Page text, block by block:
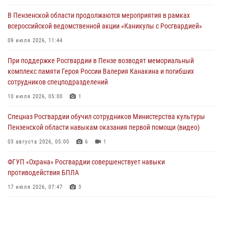
В Пензе сотрудники Росгвардии задержали мужчину, который
дома
03 августа 2026, 05:59
Росгвардейцы Пензенской области отмечают 35-летие дежурной
03 августа 2026, 05:15
В Пензенской области продолжаются мероприятия в рамках
всероссийской ведомственной акции «Каникулы с Росгвардией»
09 июля 2026, 11:44
При поддержке Росгвардии в Пензе возводят мемориальный
комплекс памяти Героя России Валерия Канакина и погибших
сотрудников спецподразделений
10 июля 2026, 05:00 1
Спецназ Росгвардии обучил сотрудников Министерства культуры
Пензенской области навыкам оказания первой помощи (видео)
03 августа 2026, 05:00 6 1
ФГУП «Охрана» Росгвардии совершенствует навыки
противодействия БПЛА
17 июля 2026, 07:47 3